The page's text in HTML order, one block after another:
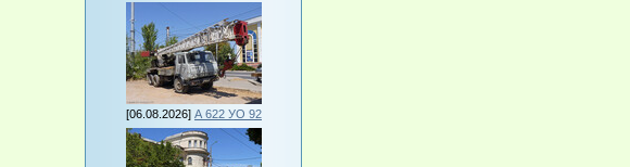
[06.08.2026] А 622 УО 92